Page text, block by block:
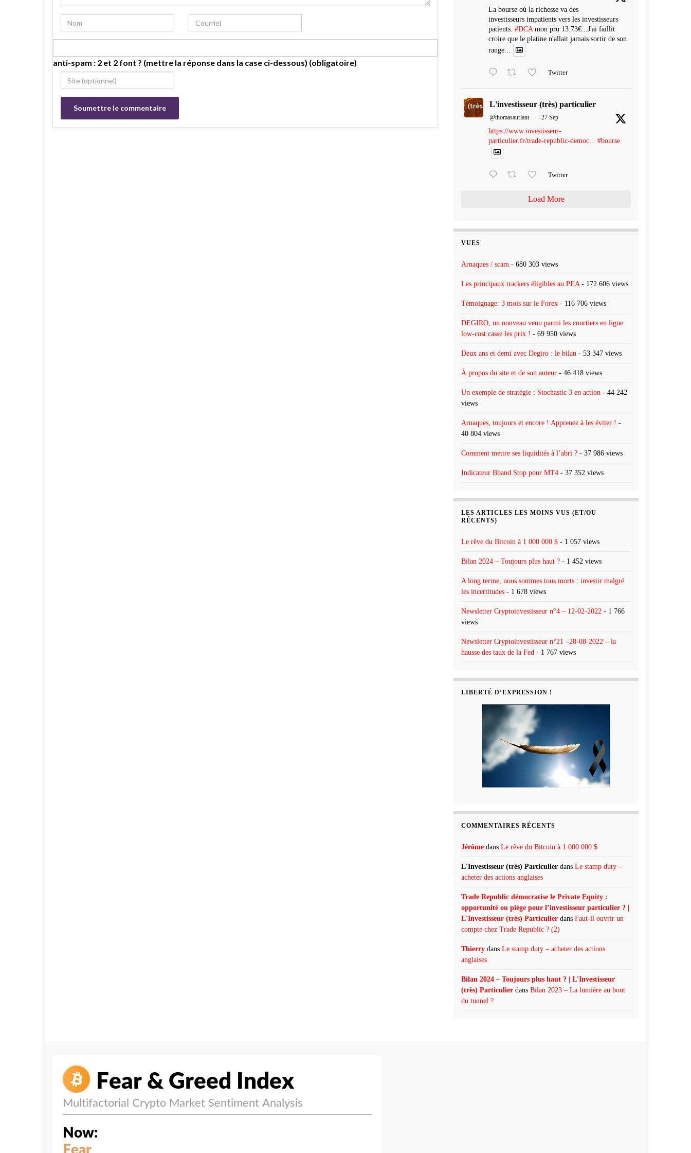
anti-spam : 2 et 2 font ? (mettre la réponse dans la case ci-dessous) (obligatoire)
La bourse où la richesse va des
investisseurs impatients vers les investisseurs
patients. #DCAmon pru 13.73€...J'ai faillit
croire que le platine n'allait jamais sortir de son
range...
Twitter
L'investisseur (très) particulier
@thomasaurlant · 27 Sep
https://www.investisseur-
particulier.fr/trade-republic-democ... #bourse
Twitter
Load More
VUES
Arnaques / scam - 680 303 views
Les principaux trackers éligibles au PEA - 172 606 views
Témoignage: 3 mois sur le Forex - 116 706 views
DEGIRO, un nouveau venu parmi les courtiers en ligne
low-cost casse les prix ! - 69 950 views
Deux ans et demi avec Degiro : le bilan - 53 347 views
À propos du site et de son auteur - 46 418 views
Un exemple de stratégie : Stochastic 3 en action - 44 242
views
Arnaques, toujours et encore ! Apprenez à les éviter ! -
40 804 views
Comment mettre ses liquidités à l’abri ? - 37 986 views
Indicateur Bband Stop pour MT4 - 37 352 views
LES ARTICLES LES MOINS VUS (ET/OU
RÉCENTS)
Le rêve du Bitcoin à 1 000 000 $ - 1 057 views
Bilan 2024 – Toujours plus haut ? - 1 452 views
A long terme, nous sommes tous morts : investir malgré
les incertitudes - 1 678 views
Newsletter Cryptoinvestisseur n°4 – 12-02-2022 - 1 766
views
Newsletter Cryptoinvestisseur n°21 –28-08-2022 – la
hausse des taux de la Fed - 1 767 views
LIBERTÉ D’EXPRESSION !
COMMENTAIRES RÉCENTS
Jérôme dans Le rêve du Bitcoin à 1 000 000 $
L'Investisseur (très) Particulier dans Le stamp duty –
acheter des actions anglaises
Trade Republic démocratise le Private Equity :
opportunité ou piège pour l’investisseur particulier ? |
L'Investisseur (très) Particulier dans Faut-il ouvrir un
compte chez Trade Republic ? (2)
Thierry dans Le stamp duty – acheter des actions
anglaises
Bilan 2024 – Toujours plus haut ? | L'Investisseur
(très) Particulier dans Bilan 2023 – La lumière au bout
du tunnel ?